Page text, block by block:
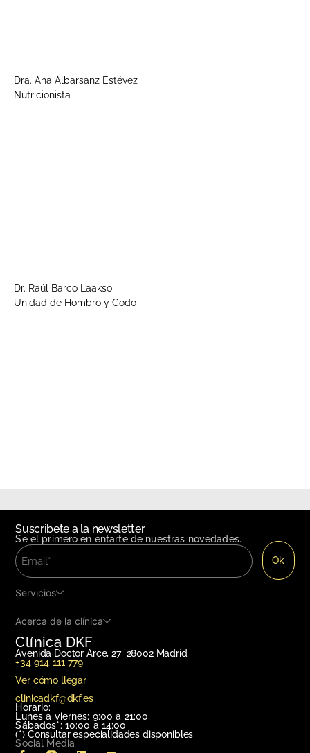
Dra. Ana Albarsanz Estévez
Nutricionista
Dr. Raúl Barco Laakso
Unidad de Hombro y Codo
Clínica DKF
Avenida Doctor Arce, 27 28002 Madrid
+34 914 111 779
Ver cómo llegar
clinicadkf@dkf.es
Horario:
Lunes a viernes: 9:00 a 21:00
Sábados*: 10:00 a 14:00
(*) Consultar especialidades disponibles
Social Media
Suscribete a la newsletter
Se el primero en entarte de nuestras novedades.
Servicios
Acerca de la clínica